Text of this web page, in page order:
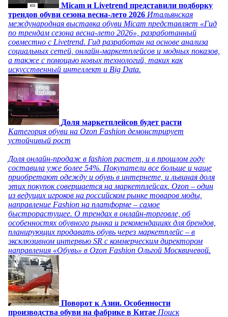
Micam и Livetrend представили подборку
трендов обуви сезона весна-лето 2026 Итальянская
международная выставка обуви Micam представляет «Гид
по трендам сезона весна-лето 2026», разработанный
совместно с Livetrend. Гид разработан на основе анализа
социальных сетей, онлайн-маркетплейсов и модных показов,
а также с помощью новых технологий, таких как
искусственный интеллект и Big Data.
Доля маркетплейсов будет расти
Категория обуви на Ozon Fashion демонстрирует
устойчивый рост
Доля онлайн-продаж в fashion растет, и в прошлом году
составила уже более 54%. Покупатели все больше и чаще
приобретают одежду и обувь в интернете, и львиная доля
этих покупок совершается на маркетплейсах. Ozon – один
из ведущих игроков на российском рынке товаров моды,
направление Fashion на платформе – самое
быстрорастущее. О трендах в онлайн-торговле, об
особенностях обувного рынка и рекомендациях для брендов,
планирующих продавать обувь через маркетплейс – в
эксклюзивном интервью SR с коммерческим директором
направления «Обувь» в Ozon Fashion Ольгой Москвичевой.
Поворот к Азии. Особенности
производства обуви на фабрике в Китае Поиск